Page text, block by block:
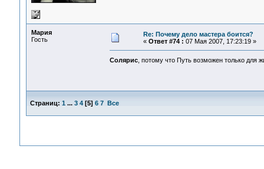
Мария
Гость
Re: Почему дело мастера боится?
« Ответ #74 : 07 Мая 2007, 17:23:19 »
Солярис, потому что Путь возможен только для
Страниц: 1 ... 3 4[5] 6 7 Все